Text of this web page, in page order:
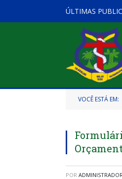
ÚLTIMAS
VOCÊ ESTÁ EM:
POR